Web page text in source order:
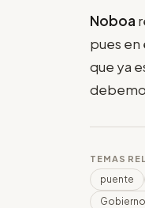
Noboa
pues en
que ya
TEMAS
puente